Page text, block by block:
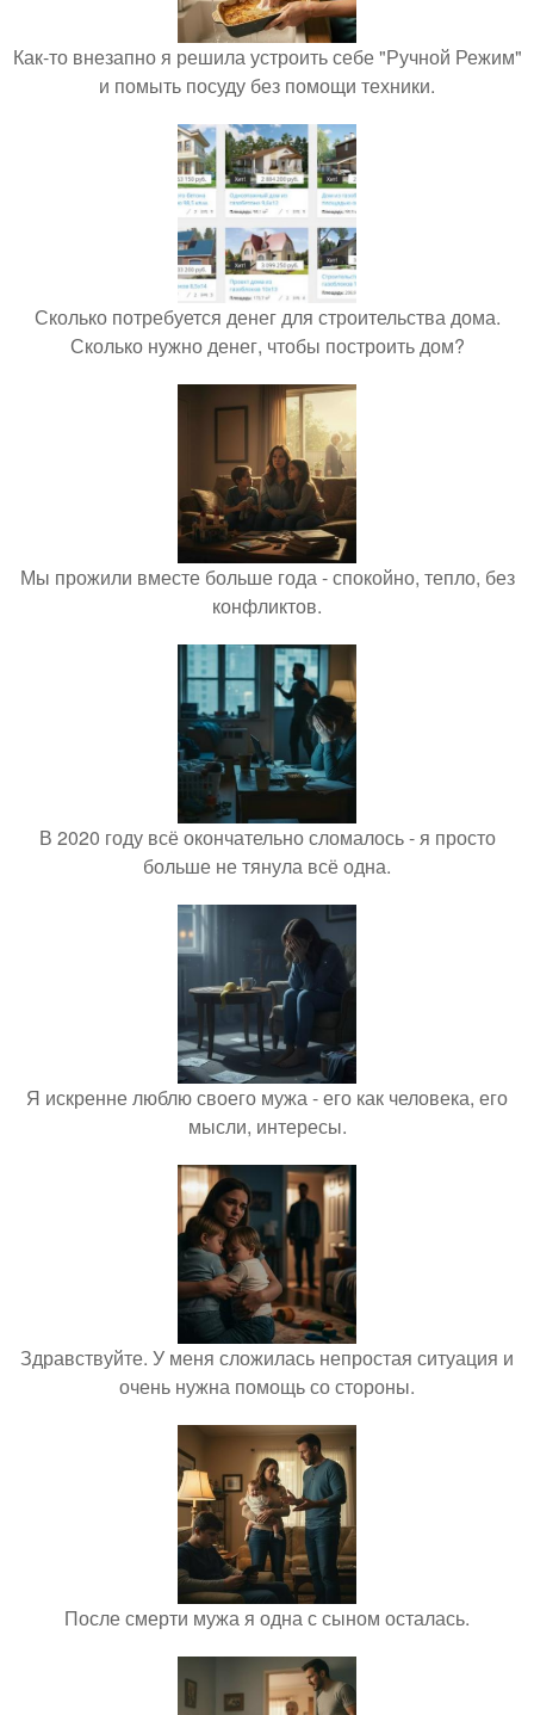
Как-то внезапно я решила устроить себе "Ручной Режим"
и помыть посуду без помощи техники.
Сколько потребуется денег для строительства дома.
Сколько нужно денег, чтобы построить дом?
Мы прожили вместе больше года - спокойно, тепло, без
конфликтов.
В 2020 году всё окончательно сломалось - я просто
больше не тянула всё одна.
Я искренне люблю своего мужа - его как человека, его
мысли, интересы.
Здравствуйте. У меня сложилась непростая ситуация и
очень нужна помощь со стороны.
После смерти мужа я одна с сыном осталась.